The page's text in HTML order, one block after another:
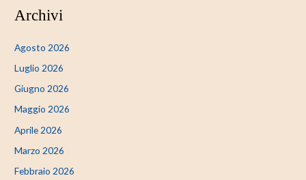
Archivi
Agosto 2026
Luglio 2026
Giugno 2026
Maggio 2026
Aprile 2026
Marzo 2026
Febbraio 2026